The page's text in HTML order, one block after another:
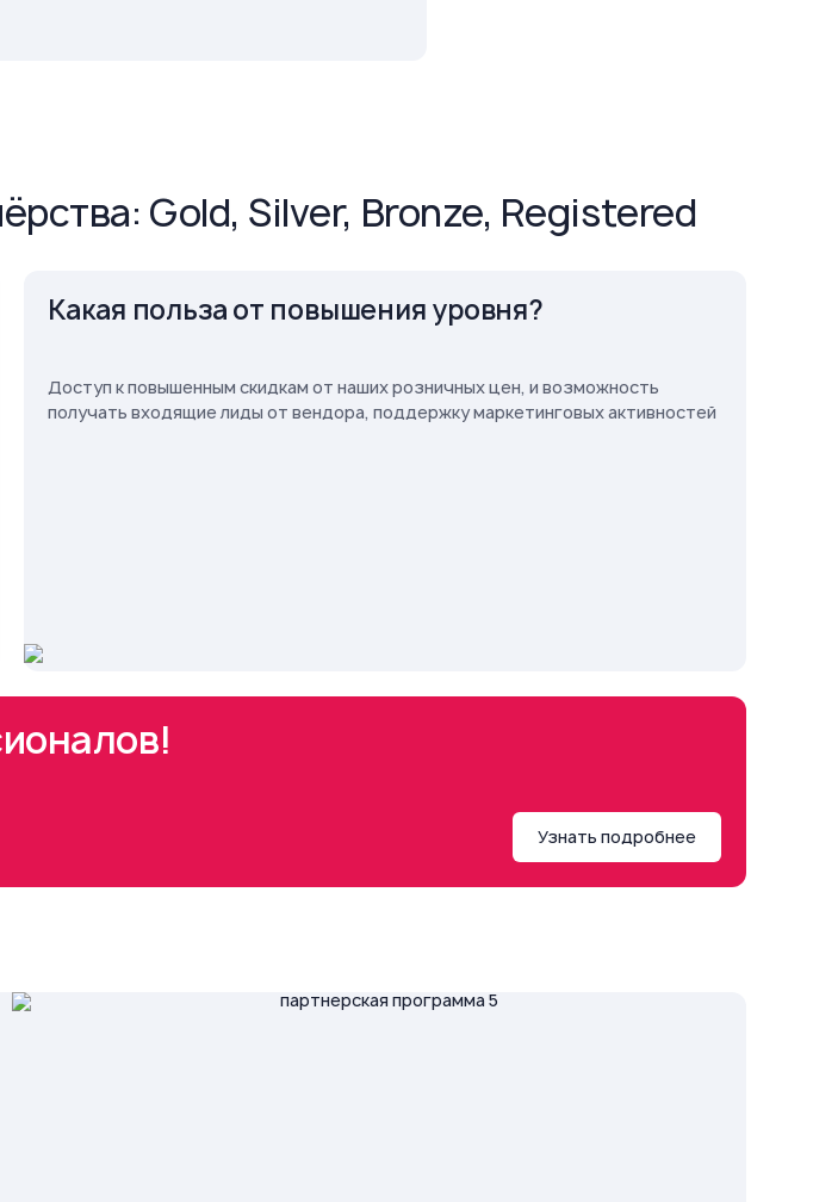
Gold, Silver, Bronze, Registered
Какая польза от повышения уровня?
Доступ к повышенным скидкам от наших розничных цен, и возможность
получать входящие лиды от вендора, поддержку маркетинговых активностей
Узнать подробнее